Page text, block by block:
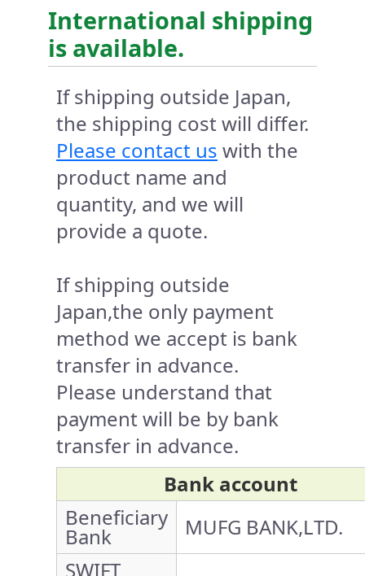
International shipping
is available.
If shipping outside Japan,
the shipping cost will differ.
Please contact us with the
product name and
quantity, and we will
provide a quote.
If shipping outside
Japan,the only payment
method we accept is bank
transfer in advance.
Please understand that
payment will be by bank
transfer in advance.
Bank account
Beneficiary
Bank
MUFG BANK,LTD.
SWIFT